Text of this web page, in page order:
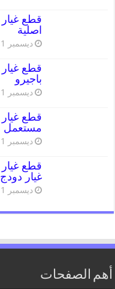
اصلية
ديسمبر 1, 2023
باجيرو
ديسمبر 1, 2023
مستعمل
ديسمبر 1, 2023
غيار دودج
ديسمبر 1, 2023
أهم الصفحات